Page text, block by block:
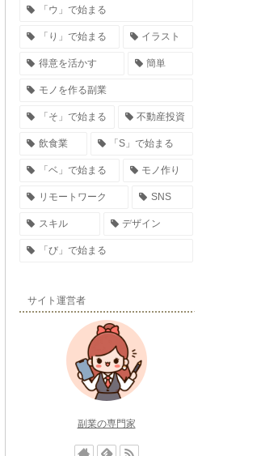
「ウ」で始まる
「り」で始まる イラスト
得意を活かす 簡単
モノを作る副業
「そ」で始まる 不動産投資
飲食業 「S」で始まる
「ベ」で始まる モノ作り
リモートワーク SNS
スキル デザイン
「び」で始まる
サイト運営者
副業の専門家